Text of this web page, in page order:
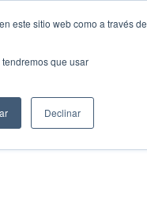
este sitio web como a través de
que usar
Declinar